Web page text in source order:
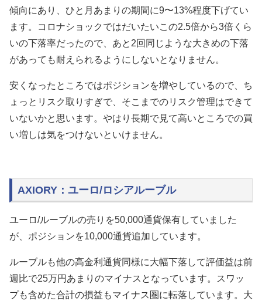
傾向にあり、ひと月あまりの期間に9〜13%程度下げてい
ます。コロナショックではだいたいこの2.5倍から3倍くら
いの下落率だったので、あと2回同じような大きめの下落
があっても耐えられるようにしないとなりません。
安くなったところではポジションを増やしているので、ち
ょっとリスク取りすぎで、そこまでのリスク管理はできて
いないかと思います。やはり長期で見て高いところでの買
い増しは気をつけないといけません。
AXIORY：ユーロ/ロシアルーブル
ユーロ/ルーブルの売りを50,000通貨保有していました
が、ポジションを10,000通貨追加しています。
ルーブルも他の高金利通貨同様に大幅下落して評価益は前
週比で25万円あまりのマイナスとなっています。スワッ
プも含めた合計の損益もマイナス圏に転落しています。大